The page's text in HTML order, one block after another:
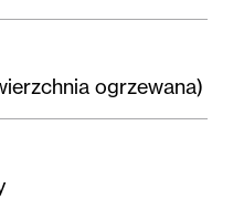
ogrzewana)